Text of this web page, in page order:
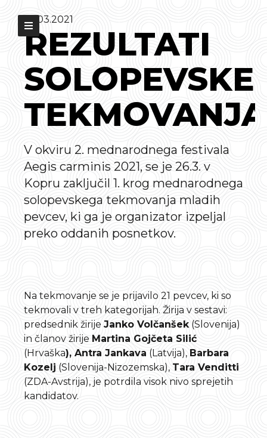
26.03.2021
REZULTATI
TEKMOVANJA
V okviru 2. mednarodnega festivala
Aegis carminis 2021, se je 26.3. v
Kopru zaključil 1. krog mednarodnega
solopevskega tekmovanja mladih
pevcev, ki ga je organizator izpeljal
preko oddanih posnetkov.
Na tekmovanje se je prijavilo 21 pevcev, ki so
tekmovali v treh kategorijah. Žirija v sestavi:
predsednik žirije Janko Volčanšek (Slovenija)
in članov žirije Martina Gojčeta Silić
(Hrvaška), Antra Jankava (Latvija), Barbara
Kozelj (Slovenija-Nizozemska), Tara Venditti
(ZDA-Avstrija), je potrdila visok nivo sprejetih
kandidatov.